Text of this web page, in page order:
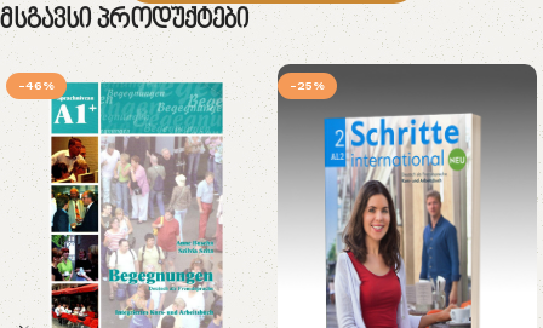
Მსგავსი Პროდუქტები
-46% -25%